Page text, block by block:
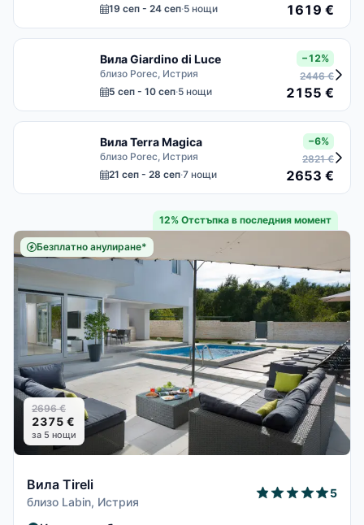
19 сеп - 24 сеп·5 нощи 1619 €
Вила Giardino di Luce
близо Porec, Истрия
5 сеп - 10 сеп·5 нощи
−12%
2446 €
2155 €
Вила Terra Magica
близо Porec, Истрия
21 сеп - 28 сеп·7 нощи
−6%
2821 €
2653 €
12% Отстъпка в последния момент
Безплатно анулиране*
2696 €
2375 €
за 5 нощи
Вила Tireli
близо Labin, Истрия
5